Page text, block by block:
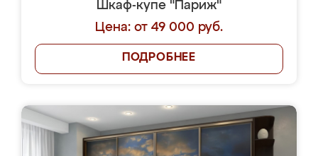
Шкаф-купе "Париж"
Цена: от 49 000 руб.
ПОДРОБНЕЕ